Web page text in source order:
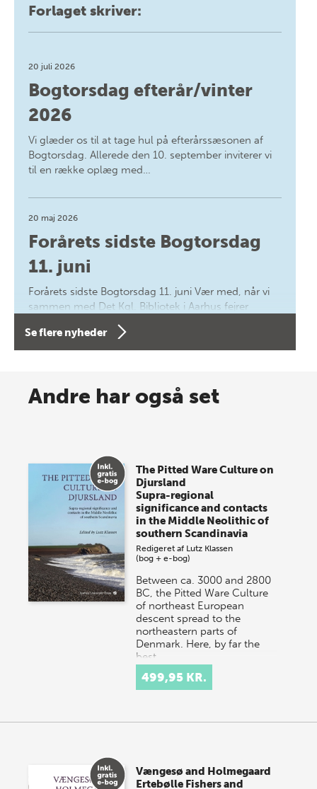
Forlaget skriver:
20 juli 2026
Bogtorsdag efterår/vinter
2026
Vi glæder os til at tage hul på efterårssæsonen af
Bogtorsdag. Allerede den 10. september inviterer vi
til en række oplæg med…
20 maj 2026
Forårets sidste Bogtorsdag
11. juni
Forårets sidste Bogtorsdag 11. juni Vær med, når vi
sammen med Det Kgl. Bibliotek i Aarhus fejrer
forfatterne bag vores nyes…
Spar op til 70% til sommer-
store sommer-lagersalg, så sæt kryds i kalenderen
onsdag den 10. j…
Se flere nyheder
Andre har også set
The Pitted Ware Culture on
Djursland
Supra-regional
significance and contacts
in the Middle Neolithic of
southern Scandinavia
Redigeret af Lutz Klassen
(bog + e-bog)
Between ca. 3000 and 2800
BC, the Pitted Ware Culture
of northeast European
descent spread to the
northeastern parts of
Denmark. Here, by far the
best…
499,95 KR.
Vængesø and Holmegaard
Ertebølle Fishers and